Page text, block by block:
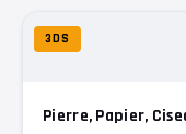
3DS
Pierre, Papier,